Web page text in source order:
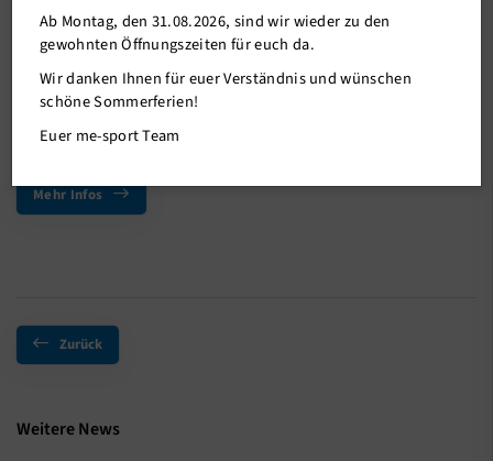
Am 10.03.2024 geht es weiter mit der nächsten Wanderung.
Treffpunkt ist um 10:30 Uhr vor der me-sport Geschäftsstelle,
Fahrgemeinschaften Richtung Velbert & danach auf eine ca.
9,5km Wanderung mit anschließender Einkehr im
Flammkuchenhaus.
Mehr Infos
Zurück
Weitere News
Ab Montag, den 31.08.2026, sind wir wieder zu den
gewohnten Öffnungszeiten für euch da.
Wir danken Ihnen für euer Verständnis und wünschen
schöne Sommerferien!
Euer me-sport Team